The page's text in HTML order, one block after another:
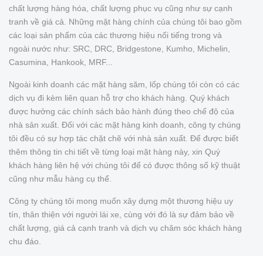
chất lượng hàng hóa, chất lượng phục vụ cũng như sự cạnh
tranh về giá cả. Những mặt hàng chính của chúng tôi bao gồm
các loại sản phẩm của các thương hiệu nổi tiếng trong và
ngoài nước như: SRC, DRC, Bridgestone, Kumho, Michelin,
Casumina, Hankook, MRF...
Ngoài kinh doanh các mặt hàng săm, lốp chúng tôi còn có các
dịch vụ đi kèm liên quan hỗ trợ cho khách hàng. Quý khách
được hưởng các chính sách bảo hành đúng theo chế độ của
nhà sản xuất. Đối với các mặt hàng kinh doanh, công ty chúng
tôi đều có sự hợp tác chặt chẽ với nhà sản xuất. Để được biết
thêm thông tin chi tiết về từng loại mặt hàng này, xin Quý
khách hàng liên hệ với chúng tôi để có được thông số kỹ thuật
cũng như mẫu hàng cụ thể.
Công ty chúng tôi mong muốn xây dựng một thương hiệu uy
tín, thân thiện với người lái xe, cùng với đó là sự đảm bảo về
chất lượng, giá cả cạnh tranh và dịch vụ chăm sóc khách hàng
chu đáo.